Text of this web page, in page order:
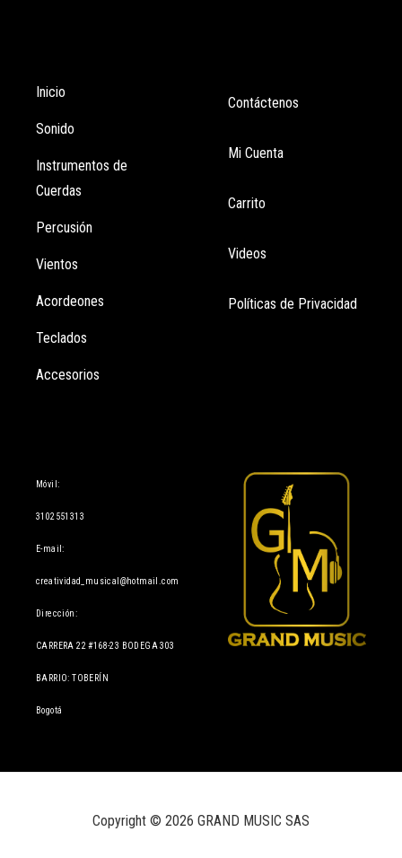
Inicio
Sonido
Instrumentos de
Cuerdas
Percusión
Vientos
Acordeones
Teclados
Accesorios
Contáctenos
Mi Cuenta
Carrito
Videos
Políticas de Privacidad
Móvil:
3102551313
E-mail:
creatividad_musical@hotmail.com
Dirección:
CARRERA 22 #168-23 BODEGA 303
BARRIO: TOBERÍN
Bogotá
Copyright © 2026 GRAND MUSIC SAS